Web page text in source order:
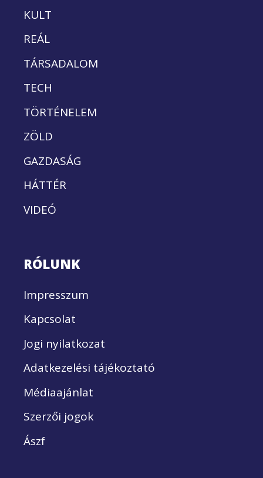
KULT
REÁL
TÁRSADALOM
TECH
TÖRTÉNELEM
ZÖLD
GAZDASÁG
HÁTTÉR
VIDEÓ
RÓLUNK
Impresszum
Kapcsolat
Jogi nyilatkozat
Adatkezelési tájékoztató
Médiaajánlat
Szerzői jogok
Ászf